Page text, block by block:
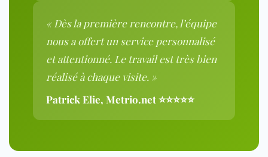
« Dès la première rencontre, l’équipe
nous a offert un service personnalisé
et attentionné. Le travail est très bien
réalisé à chaque visite. »
Patrick Elie, Metrio.net ⭐⭐⭐⭐⭐